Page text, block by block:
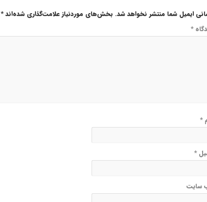
ایمیل شما منتشر نخواهد شد. بخش‌های موردنیاز علامت‌گذاری شده‌اند*
*
*
*
سایت